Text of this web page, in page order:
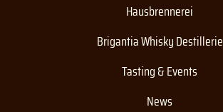
Hausbrennerei
Brigantia Whisky Destillerie
Tasting & Events
News